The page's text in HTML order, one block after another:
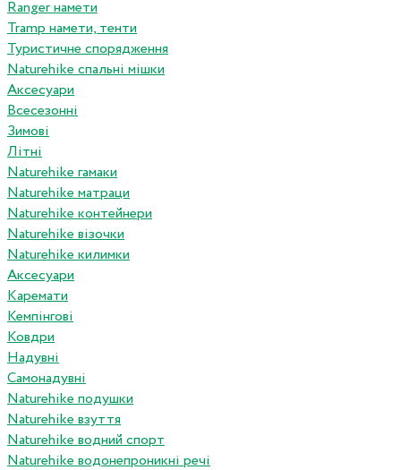
Ranger намети
Tramp намети, тенти
Туристичне спорядження
Naturehike спальні мішки
Аксесуари
Всесезонні
Зимові
Літні
Naturehike гамаки
Naturehike матраци
Naturehike контейнери
Naturehike візочки
Naturehike килимки
Аксесуари
Каремати
Кемпінгові
Ковдри
Надувні
Самонадувні
Naturehike подушки
Naturehike взуття
Naturehike водний спорт
Naturehike водонепроникні речі